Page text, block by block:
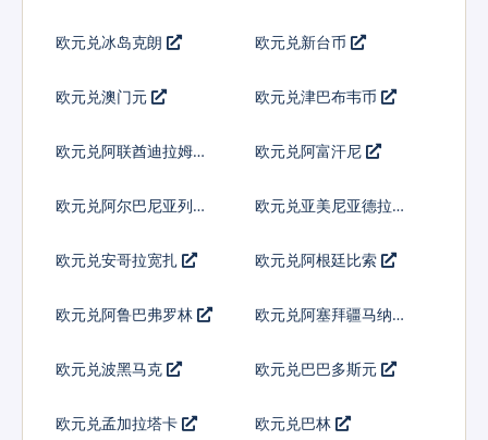
欧元兑冰岛克朗 欧元兑新台币
欧元兑澳门元 欧元兑津巴布韦币
欧元兑阿联酋迪拉姆流
欧元兑阿富汗尼
欧元兑阿尔巴尼亚列克 欧元兑亚美尼亚德拉姆
欧元兑安哥拉宽扎 欧元兑阿根廷比索
欧元兑阿鲁巴弗罗林 欧元兑阿塞拜疆马纳特
欧元兑波黑马克 欧元兑巴巴多斯元
欧元兑孟加拉塔卡 欧元兑巴林